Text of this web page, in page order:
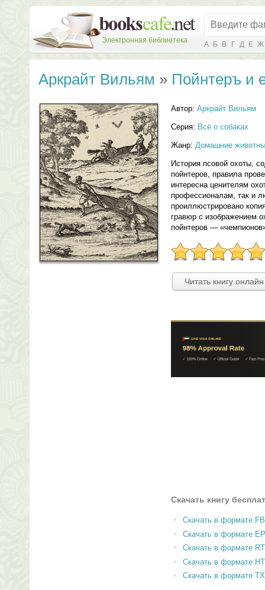
Электронная библиотека А Б В Г Д Е Ж
Аркрайт Вильям » Пойнтеръ и
Автор: Аркрайт Вильям
Серия: Всё о собаках
Жанр: Домашние
История псовой охоты,
пойнтеров, правила
интересна ценителям
профессионалам, так и
проиллюстрировано
гравюр с изображением
пойнтеров —
Читать книгу
Скачать книгу
Скачать в формате
Скачать в формате
Скачать в формате
Скачать в формате
Скачать в формате